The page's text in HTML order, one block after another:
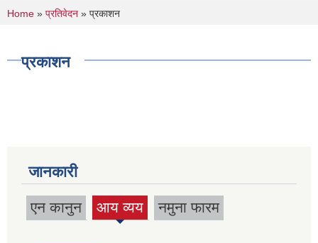
You are here
Home » प्रतिवेदन » प्रकाशन
प्रकाशन
जानकारी
एन कानुन आय व्यय
(active
नमुना फारम